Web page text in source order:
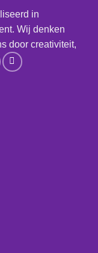
in
Wij denken
door creativiteit,